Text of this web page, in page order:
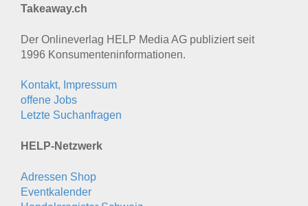
Takeaway.ch
Der Onlineverlag HELP Media AG publiziert seit
1996 Konsumenten­informationen.
Kontakt, Impressum
offene Jobs
Letzte Suchanfragen
HELP-Netzwerk
Adressen Shop
Eventkalender